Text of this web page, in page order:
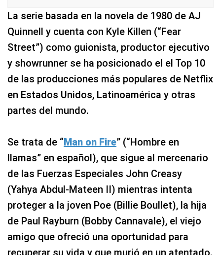
La serie basada en la novela de 1980 de AJ
Quinnell y cuenta con Kyle Killen (“Fear
Street”) como guionista, productor ejecutivo
y showrunner se ha posicionado el el Top 10
de las producciones más populares de Netflix
en Estados Unidos, Latinoamérica y otras
partes del mundo.
Se trata de “Man on Fire” (“Hombre en
llamas” en español), que sigue al mercenario
de las Fuerzas Especiales John Creasy
(Yahya Abdul-Mateen II) mientras intenta
proteger a la joven Poe (Billie Boullet), la hija
de Paul Rayburn (Bobby Cannavale), el viejo
amigo que ofreció una oportunidad para